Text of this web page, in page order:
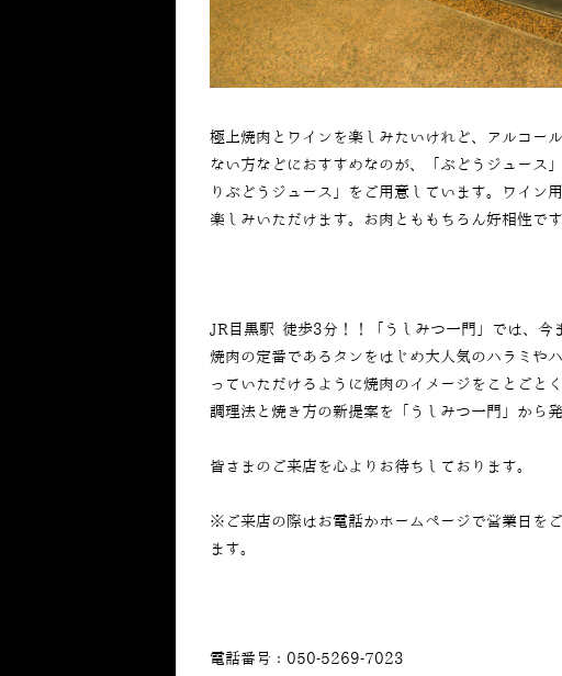
極上焼肉とワインを楽しみたいけれど、アルコー
ない方などにおすすめなのが、「ぶどうジュース
りぶどうジュース」をご用意しています。ワイン
楽しみいただけます。お肉とももちろん好相性です
JR目黒駅 徒歩3分！！「うしみつ一門」では、今
焼肉の定番であるタンをはじめ大人気のハラミや
っていただけるように焼肉のイメージをことごと
調理法と焼き方の新提案を「うしみつ一門」から
皆さまのご来店を心よりお待ちしております。
※ご来店の際はお電話かホームページで営業日を
ます。
電話番号：050-5269-7023